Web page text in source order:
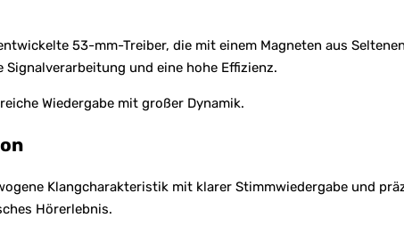
53-mm-Treiber, die mit einem Magneten aus
und eine hohe Effizienz.
Wiedergabe mit großer Dynamik.
Klangcharakteristik mit klarer Stimmwiedergabe und
Hörerlebnis.